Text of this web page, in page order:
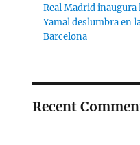
Real Madrid inaugura
Yamal deslumbra en
Barcelona
Recent